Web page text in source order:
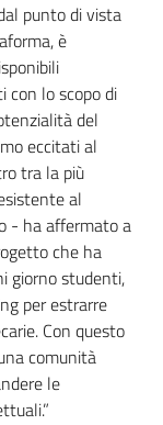
punto di vista
è
con lo scopo di
del
eccitati al
tra la più
al
- ha affermato a
che ha
giorno studenti,
per estrarre
Con questo
comunità
le